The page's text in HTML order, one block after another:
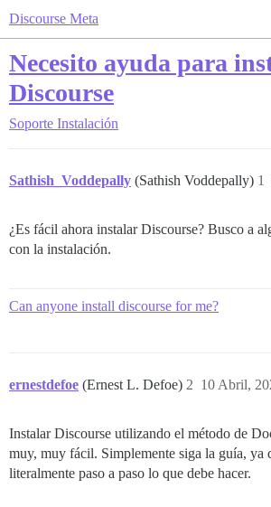
Discourse Meta
Necesito ayuda para
Discourse
Soporte Instalación
Sathish_Voddepally (Sathish Voddepally) 1
¿Es fácil ahora instalar Discourse? Busco a
con la instalación.
Can anyone install discourse for me?
ernestdefoe (Ernest L. Defoe) 10 Abril,
2
Instalar Discourse utilizando el método de
muy, muy fácil. Simplemente siga la guía, ya
literalmente paso a paso lo que debe hacer.